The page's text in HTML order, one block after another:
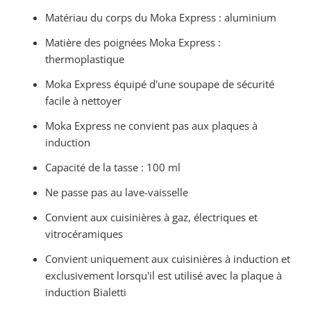
Matériau du corps du Moka Express : aluminium
Matière des poignées Moka Express :
thermoplastique
Moka Express équipé d'une soupape de sécurité
facile à nettoyer
Moka Express ne convient pas aux plaques à
induction
Capacité de la tasse : 100 ml
Ne passe pas au lave-vaisselle
Convient aux cuisinières à gaz, électriques et
vitrocéramiques
Convient uniquement aux cuisinières à induction et
exclusivement lorsqu'il est utilisé avec la plaque à
induction Bialetti